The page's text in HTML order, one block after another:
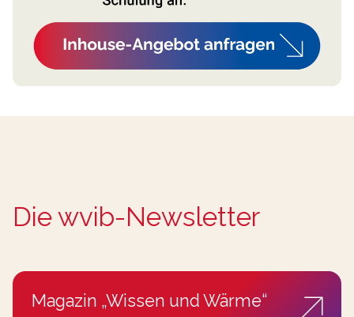
Die wvib-Newsletter
Magazin „Wissen und Wärme“